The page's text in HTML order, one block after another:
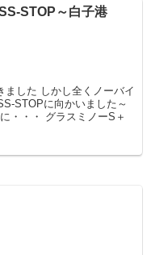
STOP～白子港
ました しかし全くノーバイ
STOPに向かいました～
・・・ グラスミノーS＋